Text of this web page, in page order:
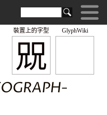
GlyphWiki
㒭
裝置上的字型